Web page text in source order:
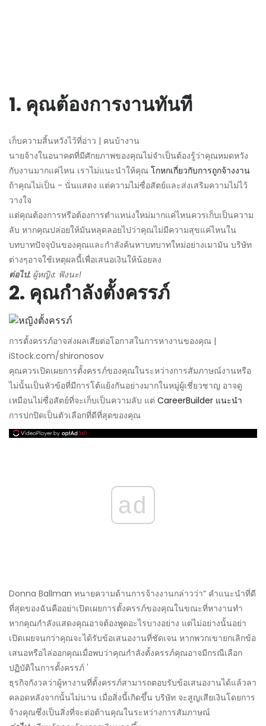
1. คุณต้องการงานทันที
เก็บความสิ้นหวังไว้ที่อ่าว | คนบ้างาน
นายจ้างในอนาคตที่มีศักยภาพของคุณไม่จำเป็นต้องรู้ว่าคุณหมดหวัง
กับงานมากแค่ไหน เราไม่แนะนำให้คุณ โกหกเกี่ยวกับการถูกจ้างงาน
ถ้าคุณไม่เป็น - นั่นแสดง แต่ความไม่ซื่อสัตย์และส่งเสริมความไม่ไว้
วางใจ
แต่คุณต้องการหรือต้องการตำแหน่งใหม่มากแค่ไหนควรเก็บเป็นความ
ลับ หากคุณปล่อยให้มันหลุดลอยไปว่าคุณไม่มีความสุขแค่ไหนใน
บทบาทปัจจุบันของคุณและกำลังค้นหาบทบาทใหม่อย่างเมามัน บริษัท
ต่างๆอาจใช้เหตุผลนี้เพื่อเสนอเงินให้น้อยลง
ต่อไป: ผู้หญิง: ฟังนะ!
2. คุณกำลังตั้งครรภ์
การตั้งครรภ์อาจส่งผลเสียต่อโอกาสในการหางานของคุณ |
iStock.com/shironosov
คุณควรเปิดเผยการตั้งครรภ์ของคุณในระหว่างการสัมภาษณ์งานหรือ
ไม่นั้นเป็นหัวข้อที่มีการโต้แย้งกันอย่างมากในหมู่ผู้เชี่ยวชาญ อาจดู
เหมือนไม่ซื่อสัตย์ที่จะเก็บเป็นความลับ แต่ CareerBuilder แนะนำ
การปกปิดเป็นตัวเลือกที่ดีที่สุดของคุณ
ad
Donna Ballman ทนายความด้านการจ้างงานกล่าวว่า“ คำแนะนำที่ดี
ที่สุดของฉันคืออย่าเปิดเผยการตั้งครรภ์ของคุณในขณะที่หางานทำ
หากคุณกำลังแสดงคุณอาจต้องพูดอะไรบางอย่าง แต่ไม่อย่างนั้นอย่า
เปิดเผยจนกว่าคุณจะได้รับข้อเสนองานที่ชัดเจน หากพวกเขายกเลิกข้อ
เสนอหรือไล่ออกคุณเมื่อพบว่าคุณกำลังตั้งครรภ์คุณอาจมีกรณีเลือก
ปฏิบัติในการตั้งครรภ์ '
ธุรกิจกังวลว่าผู้หางานที่ตั้งครรภ์สามารถตอบรับข้อเสนองานได้แล้วลา
คลอดหลังจากนั้นไม่นาน เมื่อสิ่งนี้เกิดขึ้น บริษัท จะสูญเสียเงินโดยการ
จ้างคุณซึ่งเป็นสิ่งที่จะต่อต้านคุณในระหว่างการสัมภาษณ์